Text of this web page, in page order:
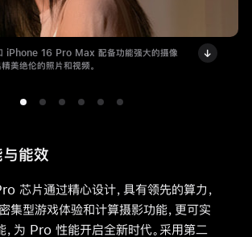
iPhone 16 Pro Max 配备功能强大的摄像
美绝伦的照片和视频。
能效
芯片通过精心设计，具有领先的算力，
集型游戏体验和计算摄影功能，更可实
为 Pro 性能开启全新时代。采用第二